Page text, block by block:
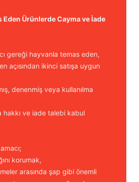
Eden Ürünlerde Cayma ve İade
gereği hayvanla temas eden,
açısından ikinci satışa uygun
denenmiş veya kullanılma
hakkı ve iade talebi kabul
korumak,
arasında şap gibi önemli